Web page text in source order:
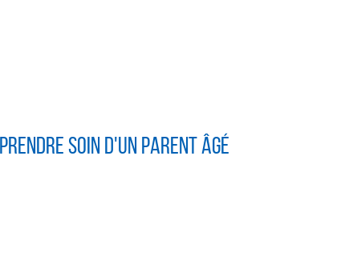
soin d'un parent âgé